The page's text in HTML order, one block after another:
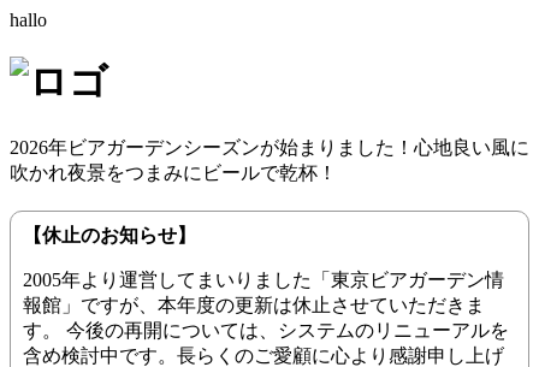
hallo
2026年ビアガーデンシーズンが始まりました！心地良い風に
吹かれ夜景をつまみにビールで乾杯！
【休止のお知らせ】
2005年より運営してまいりました「東京ビアガーデン情
報館」ですが、本年度の更新は休止させていただきま
す。 今後の再開については、システムのリニューアルを
含め検討中です。長らくのご愛顧に心より感謝申し上げ